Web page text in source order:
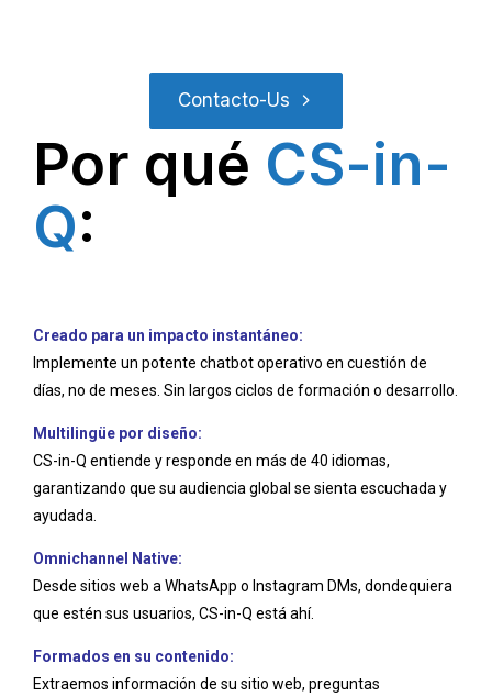
Contacto-Us
Por qué CS-in-
Q:
Creado para un impacto instantáneo:
Implemente un potente chatbot operativo en cuestión de
días, no de meses. Sin largos ciclos de formación o desarrollo.
Multilingüe por diseño:
CS-in-Q entiende y responde en más de 40 idiomas,
garantizando que su audiencia global se sienta escuchada y
ayudada.
Omnichannel Native:
Desde sitios web a WhatsApp o Instagram DMs, dondequiera
que estén sus usuarios, CS-in-Q está ahí.
Formados en su contenido:
Extraemos información de su sitio web, preguntas